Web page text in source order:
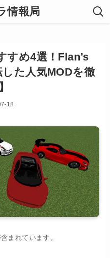
情報局
すめ4選！Flan’s
た人気MODを徹
18
まれています。